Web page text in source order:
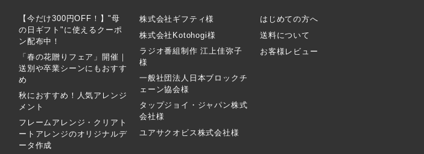
【今だけ300円OFF！】"母
の日ギフト"に使えるクーポ
ン配布中！
「春の花贈りフェア」開催｜
送別や卒業シーンにもおすす
め
秋におすすめ！人気アレンジ
メント
フレームアレンジ・クリアト
ートアレンジのオリジナルデ
ータ作成
株式会社ギフティ様
株式会社Kotohogi様
ラジオ番組制作 江上佳弥子
様
一般社団法人日本ブロックチ
ェーン協会様
タップジョイ・ジャパン株式
会社様
ユアサクオビス株式会社様
はじめての方へ
送料について
お客様レビュー